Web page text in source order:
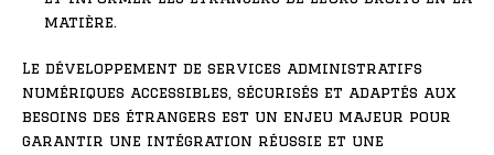
matière.
Le développement de services administratifs
numériques accessibles, sécurisés et adaptés aux
besoins des étrangers est un enjeu majeur pour
garantir une intégration réussie et une